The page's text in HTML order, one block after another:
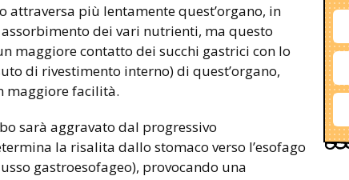
più lentamente quest’organo, in
dei vari nutrienti, ma questo
maggiore contatto dei succhi gastrici con lo
di rivestimento interno) di quest’organo,
maggiore facilità.
sarà aggravato dal progressivo
la risalita dallo stomaco verso l’esofago
gastroesofageo), provocando una